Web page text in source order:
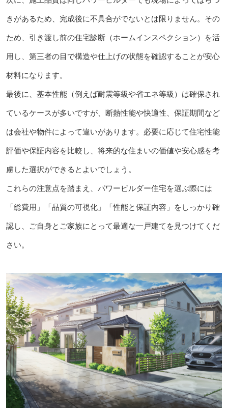
きがあるため、完成後に不具合がでないとは限りません。その
ため、引き渡し前の住宅診断（ホームインスペクション）を活
用し、第三者の目で構造や仕上げの状態を確認することが安心
材料になります。
最後に、基本性能（例えば耐震等級や省エネ等級）は確保され
ているケースが多いですが、断熱性能や快適性、保証期間など
は会社や物件によって違いがあります。必要に応じて住宅性能
評価や保証内容を比較し、将来的な住まいの価値や安心感を考
慮した選択ができるとよいでしょう。
これらの注意点を踏まえ、パワービルダー住宅を選ぶ際には
「総費用」「品質の可視化」「性能と保証内容」をしっかり確
認し、ご自身とご家族にとって最適な一戸建てを見つけてくだ
さい。